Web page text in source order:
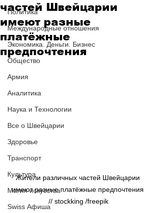
Политика
Международные отношения
Экономика. Деньги. Бизнес
Общество
Армия
Аналитика
Наука и Технологии
Все о Швейцарии
Здоровье
Транспорт
Культура
Магия искусства
Swiss Афиша
частей Швейцарии
имеют разные
платёжные
предпочтения
Жители различных частей Швейцарии
имеют разные платёжные предпочтения
// stockking /freepik